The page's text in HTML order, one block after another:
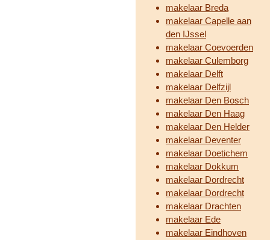
makelaar Breda
makelaar Capelle aan
den IJssel
makelaar Coevoerden
makelaar Culemborg
makelaar Delft
makelaar Delfzijl
makelaar Den Bosch
makelaar Den Haag
makelaar Den Helder
makelaar Deventer
makelaar Doetichem
makelaar Dokkum
makelaar Dordrecht
makelaar Dordrecht
makelaar Drachten
makelaar Ede
makelaar Eindhoven